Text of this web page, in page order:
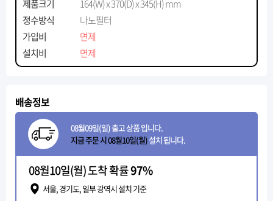
제품크기
164(W) x 370(D) x 345(H) mm
정수방식
나노필터
가입비
면제
설치비
면제
배송정보
08월09일(일) 출고 상품 입니다.
지금 주문 시 08월10일(월)설치 됩니다.
08월10일(월) 도착 확률97%
서울, 경기도, 일부 광역시 설치 기준